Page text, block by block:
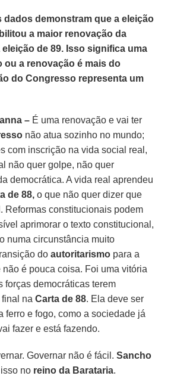
dados demonstram que a eleição
a maior renovação da
eleição de 89. Isso significa uma
ou a renovação é mais do
do Congresso representa um
– É uma renovação e vai ter
não atua sozinho no mundo;
com inscrição na vida social real,
não quer golpe, não quer
democrática. A vida real aprendeu
de 88, o que não quer dizer que
Reformas constitucionais podem
aprimorar o texto constitucional,
numa circunstância muito
doautoritarismo para a
não é pouca coisa. Foi uma vitória
forças democráticas terem
final naCarta de 88. Ela deve ser
ferro e fogo, como a sociedade já
fazer e está fazendo.
Governar não é fácil.Sancho
no reino da Barataria.